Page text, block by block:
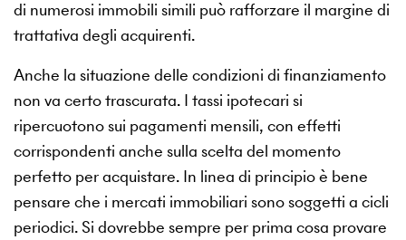
di numerosi immobili simili può rafforzare il margine di
trattativa degli acquirenti.
Anche la situazione delle condizioni di finanziamento
non va certo trascurata. I tassi ipotecari si
ripercuotono sui pagamenti mensili, con effetti
corrispondenti anche sulla scelta del momento
perfetto per acquistare. In linea di principio è bene
pensare che i mercati immobiliari sono soggetti a cicli
periodici. Si dovrebbe sempre per prima cosa provare